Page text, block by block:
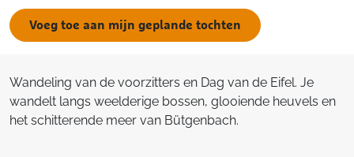
Voeg toe aan mijn geplande tochten
Wandeling van de voorzitters en Dag van de Eifel. Je
wandelt langs weelderige bossen, glooiende heuvels en
het schitterende meer van Bütgenbach.